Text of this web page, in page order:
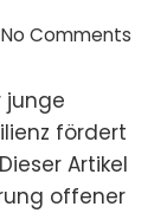
No Comments
junge
fördert
Artikel
offener